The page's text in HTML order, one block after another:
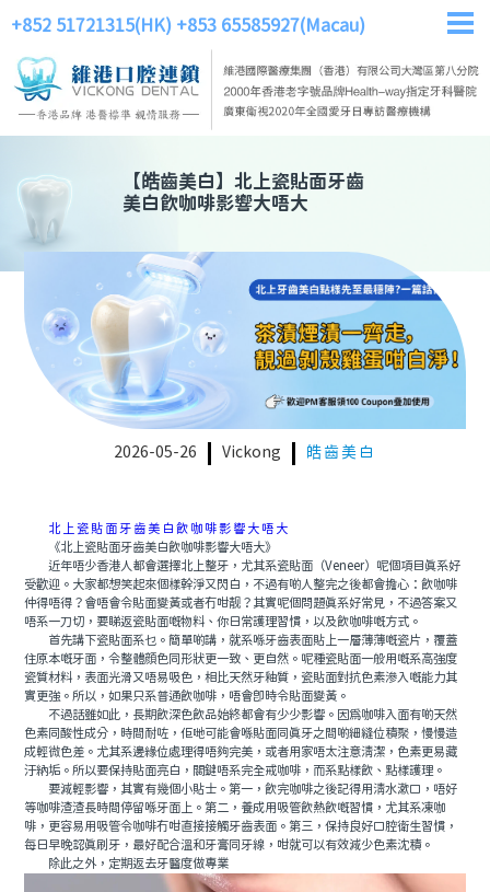
+852 51721315(HK) +853 65585927(Macau)
【皓齒美白】 北上瓷貼面牙齒
美白飲咖啡影響大唔大
2026-05-26 Vickong 皓齒美白
北上瓷貼面牙齒美白飲咖啡影響大唔大
《北上瓷貼面牙齒美白飲咖啡影響大唔大》
近年唔少香港人都會選擇北上整牙，尤其系瓷貼面（Veneer）呢個項目真系好
受歡迎。大家都想笑起來個樣幹淨又閃白，不過有啲人整完之後都會擔心：飲咖啡
仲得唔得？會唔會令貼面變黃或者冇咁靓？其實呢個問題真系好常見，不過答案又
唔系一刀切，要睇返瓷貼面嘅物料、你日常護理習慣，以及飲咖啡嘅方式。
首先講下瓷貼面系乜。簡單啲講，就系喺牙齒表面貼上一層薄薄嘅瓷片，覆蓋
住原本嘅牙面，令整體顔色同形狀更一致、更自然。呢種瓷貼面一般用嘅系高強度
瓷質材料，表面光滑又唔易吸色，相比天然牙釉質，瓷貼面對抗色素滲入嘅能力其
實更強。所以，如果只系普通飲咖啡，唔會即時令貼面變黃。
不過話雖如此，長期飲深色飲品始終都會有少少影響。因爲咖啡入面有啲天然
色素同酸性成分，時間耐咗，佢哋可能會喺貼面同真牙之間啲細縫位積聚，慢慢造
成輕微色差。尤其系邊緣位處理得唔夠完美，或者用家唔太注意清潔，色素更易藏
汙納垢。所以要保持貼面亮白，關鍵唔系完全戒咖啡，而系點樣飲、點樣護理。
要減輕影響，其實有幾個小貼士。第一，飲完咖啡之後記得用清水漱口，唔好
等咖啡渣渣長時間停留喺牙面上。第二，養成用吸管飲熱飲嘅習慣，尤其系凍咖
啡，更容易用吸管令咖啡冇咁直接接觸牙齒表面。第三，保持良好口腔衛生習慣，
每日早晚認真刷牙，最好配合溫和牙膏同牙線，咁就可以有效減少色素沈積。
除此之外，定期返去牙醫度做專業